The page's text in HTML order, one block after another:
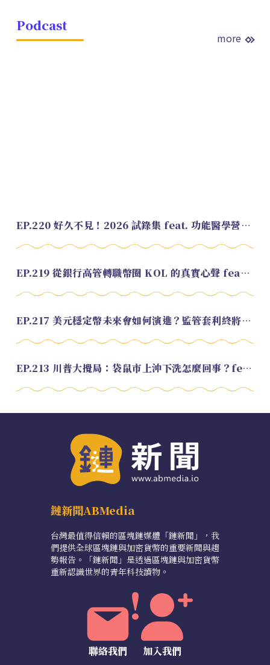
Podcast
more
EP.220 好久不見！2026 試錄集 feat. 功能醫學營養師 美寶
EP.219 從銀行高管轉職幣圈 KOL 的真實心聲 feat.龜大
EP.217 美元穩定幣未來會如何演進？監管套利終將收斂？feat. 研究員 余哲安
EP.213 川普大攪局：袋鼠市上沖下洗怎麼回事？feat. Alvin
鏈新聞ABMedia
台灣最值得信賴的區塊鏈媒體「鏈新聞」，我
們提供全球區塊鏈與加密貨幣的重要新聞與趨
勢報告。「鏈新聞」是透過區塊鏈與加密貨幣
重新認識世界的青年科技讀物。
聯絡我們 加入我們